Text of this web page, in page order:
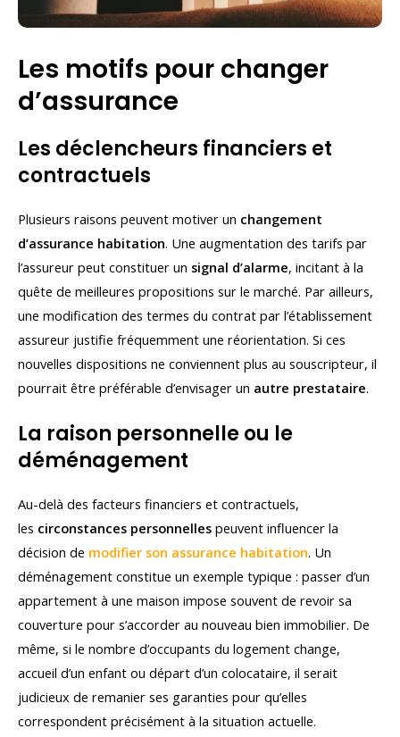
Les motifs pour changer
d’assurance
Les déclencheurs financiers et
contractuels
Plusieurs raisons peuvent motiver un changement
d’assurance habitation. Une augmentation des tarifs par
l’assureur peut constituer un signal d’alarme, incitant à la
quête de meilleures propositions sur le marché. Par ailleurs,
une modification des termes du contrat par l’établissement
assureur justifie fréquemment une réorientation. Si ces
nouvelles dispositions ne conviennent plus au souscripteur, il
pourrait être préférable d’envisager un autre prestataire.
La raison personnelle ou le
déménagement
Au-delà des facteurs financiers et contractuels,
les circonstances personnelles peuvent influencer la
décision de modifier son assurance habitation. Un
déménagement constitue un exemple typique : passer d’un
appartement à une maison impose souvent de revoir sa
couverture pour s’accorder au nouveau bien immobilier. De
même, si le nombre d’occupants du logement change,
accueil d’un enfant ou départ d’un colocataire, il serait
judicieux de remanier ses garanties pour qu’elles
correspondent précisément à la situation actuelle.